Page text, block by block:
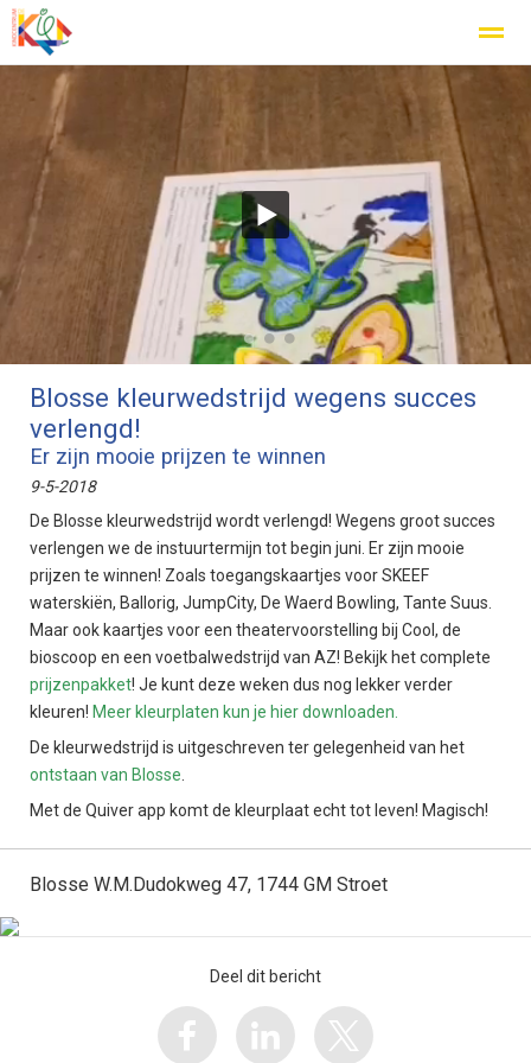
Zoeken Nieuws Agenda
● ● ●
Blosse kleurwedstrijd wegens succes
verlengd!
Er zijn mooie prijzen te winnen
9-5-2018
De Blosse kleurwedstrijd wordt verlengd! Wegens groot succes
verlengen we de instuurtermijn tot begin juni. Er zijn mooie
prijzen te winnen! Zoals toegangskaartjes voor SKEEF
waterskiën, Ballorig, JumpCity, De Waerd Bowling, Tante Suus.
Maar ook kaartjes voor een theatervoorstelling bij Cool, de
bioscoop en een voetbalwedstrijd van AZ! Bekijk het complete
prijzenpakket! Je kunt deze weken dus nog lekker verder
kleuren! Meer kleurplaten kun je hier downloaden.
De kleurwedstrijd is uitgeschreven ter gelegenheid van het
ontstaan van Blosse
Met de Quiver app komt de kleurplaat echt tot leven! Magisch!
Blosse W.M.Dudokweg 47, 1744 GM Stroet
Deel dit bericht